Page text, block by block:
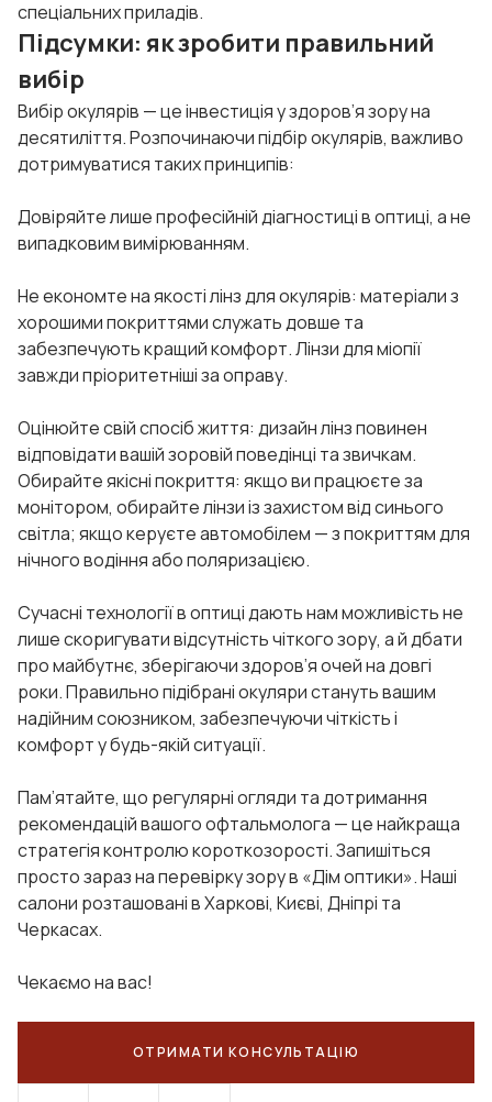
спеціальних приладів.
Підсумки: як зробити правильний
вибір
Вибір окулярів — це інвестиція у здоров’я зору на
десятиліття. Розпочинаючи підбір окулярів, важливо
дотримуватися таких принципів:
Довіряйте лише професійній діагностиці в оптиці, а не
випадковим вимірюванням.
Не економте на якості лінз для окулярів: матеріали з
хорошими покриттями служать довше та
забезпечують кращий комфорт. Лінзи для міопії
завжди пріоритетніші за оправу.
Оцінюйте свій спосіб життя: дизайн лінз повинен
відповідати вашій зоровій поведінці та звичкам.
Обирайте якісні покриття: якщо ви працюєте за
монітором, обирайте лінзи із захистом від синього
світла; якщо керуєте автомобілем — з покриттям для
нічного водіння або поляризацією.
Сучасні технології в оптиці дають нам можливість не
лише скоригувати відсутність чіткого зору, а й дбати
про майбутнє, зберігаючи здоров’я очей на довгі
роки. Правильно підібрані окуляри стануть вашим
надійним союзником, забезпечуючи чіткість і
комфорт у будь-якій ситуації.
Пам’ятайте, що регулярні огляди та дотримання
рекомендацій вашого офтальмолога — це найкраща
стратегія контролю короткозорості. Запишіться
просто зараз на перевірку зору в «Дім оптики». Наші
салони розташовані в Харкові, Києві, Дніпрі та
Черкасах.
Чекаємо на вас!
ОТРИМАТИ КОНСУЛЬТАЦІЮ